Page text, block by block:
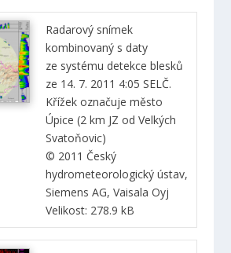
Radarový snímek
kombinovaný s daty
ze systému detekce blesků
ze 14. 7. 2011 4:05 SELČ.
Křížek označuje město
Úpice (2 km JZ od Velkých
Svatoňovic)
© 2011 Český
hydrometeorologický ústav,
Siemens AG, Vaisala Oyj
Velikost: 278.9 kB